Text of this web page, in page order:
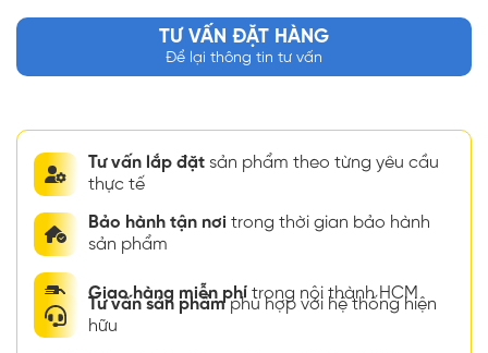
TƯ VẤN ĐẶT HÀNG
Để lại thông tin tư vấn
Tư vấn lắp đặt sản phẩm theo từng yêu cầu
thực tế
Bảo hành tận nơi trong thời gian bảo hành
sản phẩm
Giao hàng miễn phí trong nội thành HCM
Tư vấn sản phẩmphù hợp với hệ thống hiện
hữu